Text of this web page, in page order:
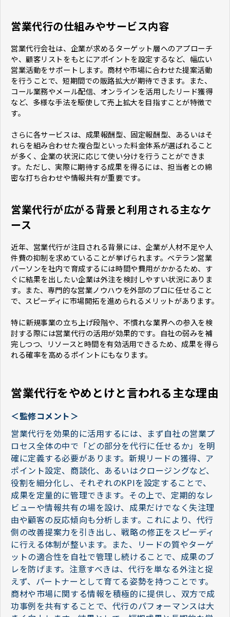
営業代行の仕組みやサービス内容
営業代行会社は、企業が求めるターゲット層へのアプローチ
や、顧客リストをもとにアポイントを設定するなど、幅広い
営業活動をサポートします。商材や市場に合わせた提案活動
を行うことで、短期間での販路拡大が期待できます。また、
コール業務やメール配信、オンラインを活用したリード獲得
など、多様な手法を駆使して売上拡大を目指すことが特徴で
す。
さらに各サービスは、成果報酬型、固定報酬型、あるいはそ
れらを組み合わせた複合型といった料金体系が選ばれること
が多く、企業の状況に応じて使い分けを行うことができま
す。ただし、実際に期待する成果を得るには、担当者との綿
密な打ち合わせや情報共有が重要です。
営業代行が広がる背景と利用される主なケ
ース
近年、営業代行が注目される背景には、企業が人材不足や人
件費の抑制を求めていることが挙げられます。ベテラン営業
パーソンを社内で育成するには時間や費用がかかるため、す
ぐに結果を出したい企業は外注を検討しやすい状況にありま
す。また、専門的な営業ノウハウを外部のプロに任せること
で、スピーディに市場開拓を進められるメリットがあります。
特に新規事業の立ち上げ段階や、不慣れな業界への参入を検
討する際には営業代行の活用が効果的です。自社の弱みを補
完しつつ、リソースと時間を有効活用できるため、成果を得ら
れる確率を高めるポイントにもなります。
営業代行をやめとけと言われる主な理由
＜監修コメント＞
営業代行を効果的に活用するには、まず自社の営業プ
ロセス全体の中で「どの部分を代行に任せるか」を明
確に定義する必要があります。新規リードの獲得、ア
ポイント設定、商談化、あるいはクロージングなど、
役割を細分化し、それぞれのKPIを設定することで、
成果を定量的に管理できます。その上で、定期的なレ
ビューや情報共有の場を設け、成果だけでなく失注理
由や顧客の反応傾向も分析します。これにより、代行
側の改善提案力を引き出し、戦略の修正をスピーディ
に行える体制が整います。また、リードの質やターゲ
ットの適合性を自社で管理し続けることで、成果のブ
レを防げます。注意すべきは、代行を単なる外注と捉
えず、パートナーとして育てる姿勢を持つことです。
商材や市場に関する情報を積極的に提供し、双方で成
功事例を共有することで、代行のパフォーマンスは大